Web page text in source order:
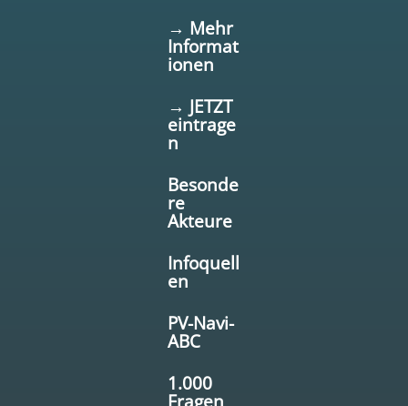
→ Mehr
Informat
ionen
→ JETZT
eintrage
n
Besonde
re
Akteure
Infoquell
en
PV-Navi-
ABC
1.000
Fragen